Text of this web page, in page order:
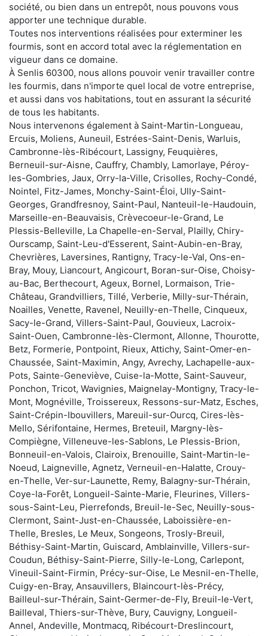
société, ou bien dans un entrepôt, nous pouvons vous
apporter une technique durable.
Toutes nos interventions réalisées pour exterminer les
fourmis, sont en accord total avec la réglementation en
vigueur dans ce domaine.
À Senlis 60300, nous allons pouvoir venir travailler contre
les fourmis, dans n'importe quel local de votre entreprise,
et aussi dans vos habitations, tout en assurant la sécurité
de tous les habitants.
Nous intervenons également à Saint-Martin-Longueau,
Ercuis, Moliens, Auneuil, Estrées-Saint-Denis, Warluis,
Cambronne-lès-Ribécourt, Lassigny, Feuquières,
Berneuil-sur-Aisne, Cauffry, Chambly, Lamorlaye, Péroy-
les-Gombries, Jaux, Orry-la-Ville, Crisolles, Rochy-Condé,
Nointel, Fitz-James, Monchy-Saint-Éloi, Ully-Saint-
Georges, Grandfresnoy, Saint-Paul, Nanteuil-le-Haudouin,
Marseille-en-Beauvaisis, Crèvecoeur-le-Grand, Le
Plessis-Belleville, La Chapelle-en-Serval, Plailly, Chiry-
Ourscamp, Saint-Leu-d'Esserent, Saint-Aubin-en-Bray,
Chevrières, Laversines, Rantigny, Tracy-le-Val, Ons-en-
Bray, Mouy, Liancourt, Angicourt, Boran-sur-Oise, Choisy-
au-Bac, Berthecourt, Ageux, Bornel, Lormaison, Trie-
Château, Grandvilliers, Tillé, Verberie, Milly-sur-Thérain,
Noailles, Venette, Ravenel, Neuilly-en-Thelle, Cinqueux,
Sacy-le-Grand, Villers-Saint-Paul, Gouvieux, Lacroix-
Saint-Ouen, Cambronne-lès-Clermont, Allonne, Thourotte,
Betz, Formerie, Pontpoint, Rieux, Attichy, Saint-Omer-en-
Chaussée, Saint-Maximin, Angy, Avrechy, Lachapelle-aux-
Pots, Sainte-Geneviève, Cuise-la-Motte, Saint-Sauveur,
Ponchon, Tricot, Wavignies, Maignelay-Montigny, Tracy-le-
Mont, Mognéville, Troissereux, Ressons-sur-Matz, Esches,
Saint-Crépin-Ibouvillers, Mareuil-sur-Ourcq, Cires-lès-
Mello, Sérifontaine, Hermes, Breteuil, Margny-lès-
Compiègne, Villeneuve-les-Sablons, Le Plessis-Brion,
Bonneuil-en-Valois, Clairoix, Brenouille, Saint-Martin-le-
Noeud, Laigneville, Agnetz, Verneuil-en-Halatte, Crouy-
en-Thelle, Ver-sur-Launette, Remy, Balagny-sur-Thérain,
Coye-la-Forêt, Longueil-Sainte-Marie, Fleurines, Villers-
sous-Saint-Leu, Pierrefonds, Breuil-le-Sec, Neuilly-sous-
Clermont, Saint-Just-en-Chaussée, Laboissière-en-
Thelle, Bresles, Le Meux, Songeons, Trosly-Breuil,
Béthisy-Saint-Martin, Guiscard, Amblainville, Villers-sur-
Coudun, Béthisy-Saint-Pierre, Silly-le-Long, Carlepont,
Vineuil-Saint-Firmin, Précy-sur-Oise, Le Mesnil-en-Thelle,
Cuigy-en-Bray, Ansauvillers, Blaincourt-lès-Précy,
Bailleul-sur-Thérain, Saint-Germer-de-Fly, Breuil-le-Vert,
Bailleval, Thiers-sur-Thève, Bury, Cauvigny, Longueil-
Annel, Andeville, Montmacq, Ribécourt-Dreslincourt,